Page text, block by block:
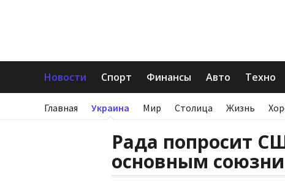
Новости Спорт Финансы Авто Техно
Главная Украина Мир Столица Жизнь
Рада попросит
основным